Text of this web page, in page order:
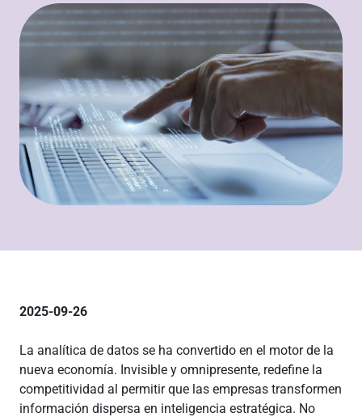
2025-09-26
La analítica de datos se ha convertido en el motor de la
nueva economía. Invisible y omnipresente, redefine la
competitividad al permitir que las empresas transformen
información dispersa en inteligencia estratégica. No